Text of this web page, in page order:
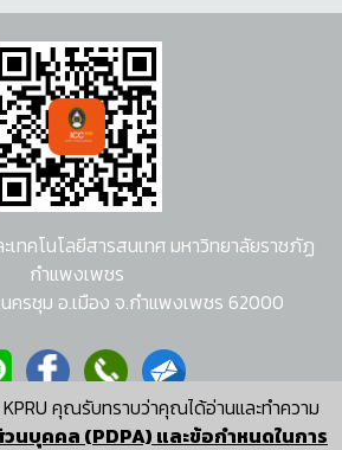
คุณรับทราบว่าคุณได้อ่านและทำความ
นบุคคล (PDPA) และข้อกำหนดในการ
ทคโนโลยีสารสนเทศ มหาวิทยาลัยราชภัฏ
กำแพงเพชร
ครชุม อ.เมือง จ.กำแพงเพชร 62000
าระบบ อนุชา พวงผกา